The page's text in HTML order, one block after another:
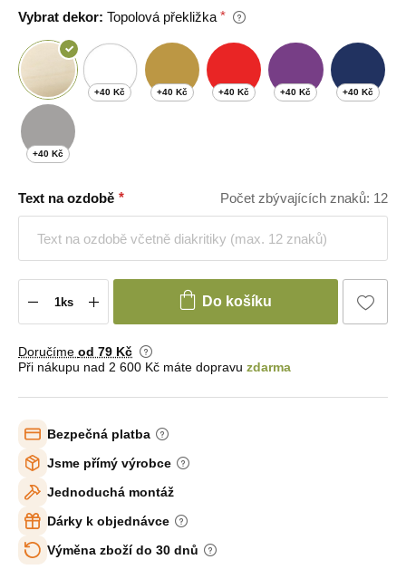
Vybrat dekor: Topolová překližka
+40 Kč +40 Kč +40 Kč +40 Kč +40 Kč
+40 Kč
Text na ozdobě Počet zbývajících znaků: 12
Do košíku
Doručíme od 79 Kč
Při nákupu nad 2 600 Kč máte dopravu zdarma
Bezpečná platba
Jsme přímý výrobce
Jednoduchá montáž
Dárky k objednávce
Výměna zboží do 30 dnů